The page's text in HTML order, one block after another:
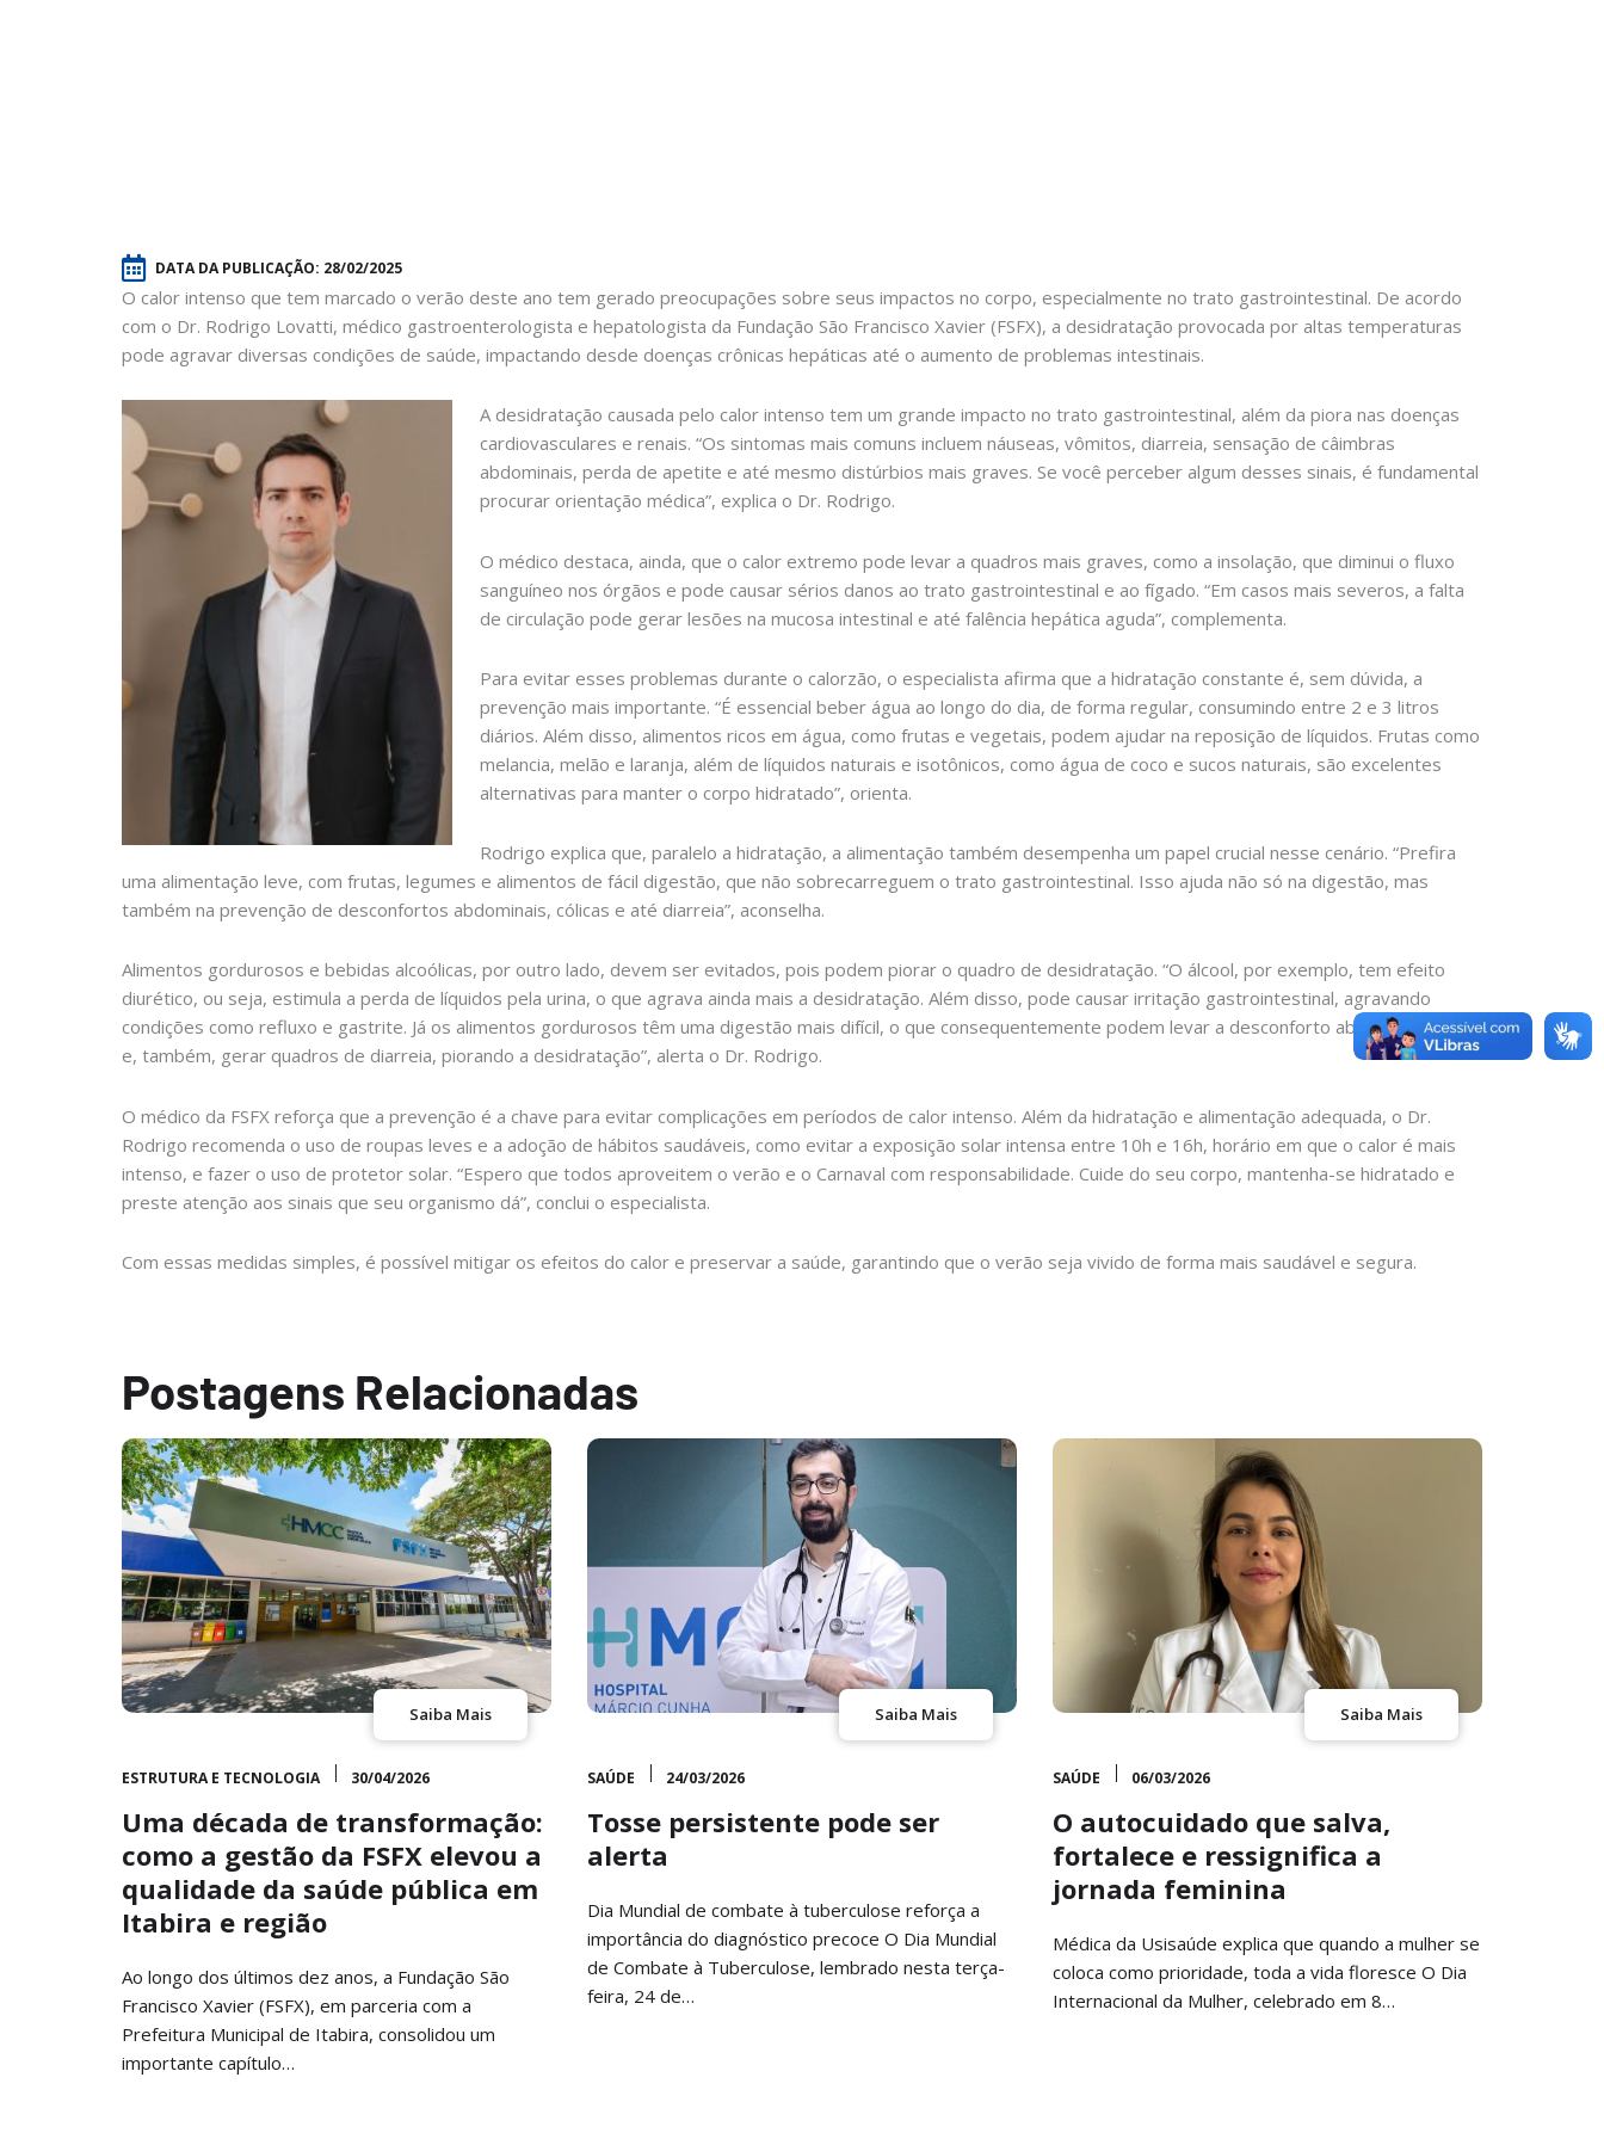
DATA DA PUBLICAÇÃO: 28/02/2025
O calor intenso que tem marcado o verão deste ano tem gerado preocupações sobre seus impactos no corpo, especialmente no trato gastrointestinal. De acordo
com o Dr. Rodrigo Lovatti, médico gastroenterologista e hepatologista da Fundação São Francisco Xavier (FSFX), a desidratação provocada por altas temperaturas
pode agravar diversas condições de saúde, impactando desde doenças crônicas hepáticas até o aumento de problemas intestinais.
A desidratação causada pelo calor intenso tem um grande impacto no trato gastrointestinal, além da piora nas doenças
cardiovasculares e renais. “Os sintomas mais comuns incluem náuseas, vômitos, diarreia, sensação de câimbras
abdominais, perda de apetite e até mesmo distúrbios mais graves. Se você perceber algum desses sinais, é fundamental
procurar orientação médica”, explica o Dr. Rodrigo.
O médico destaca, ainda, que o calor extremo pode levar a quadros mais graves, como a insolação, que diminui o fluxo
sanguíneo nos órgãos e pode causar sérios danos ao trato gastrointestinal e ao fígado. “Em casos mais severos, a falta
de circulação pode gerar lesões na mucosa intestinal e até falência hepática aguda”, complementa.
Para evitar esses problemas durante o calorzão, o especialista afirma que a hidratação constante é, sem dúvida, a
prevenção mais importante. “É essencial beber água ao longo do dia, de forma regular, consumindo entre 2 e 3 litros
diários. Além disso, alimentos ricos em água, como frutas e vegetais, podem ajudar na reposição de líquidos. Frutas como
melancia, melão e laranja, além de líquidos naturais e isotônicos, como água de coco e sucos naturais, são excelentes
alternativas para manter o corpo hidratado”, orienta.
Rodrigo explica que, paralelo a hidratação, a alimentação também desempenha um papel crucial nesse cenário. “Prefira
uma alimentação leve, com frutas, legumes e alimentos de fácil digestão, que não sobrecarreguem o trato gastrointestinal. Isso ajuda não só na digestão, mas
também na prevenção de desconfortos abdominais, cólicas e até diarreia”, aconselha.
Alimentos gordurosos e bebidas alcoólicas, por outro lado, devem ser evitados, pois podem piorar o quadro de desidratação. “O álcool, por exemplo, tem efeito
diurético, ou seja, estimula a perda de líquidos pela urina, o que agrava ainda mais a desidratação. Além disso, pode causar irritação gastrointestinal, agravando
condições como refluxo e gastrite. Já os alimentos gordurosos têm uma digestão mais difícil, o que consequentemente podem levar a desconforto abdominal, cólicas
e, também, gerar quadros de diarreia, piorando a desidratação”, alerta o Dr. Rodrigo.
O médico da FSFX reforça que a prevenção é a chave para evitar complicações em períodos de calor intenso. Além da hidratação e alimentação adequada, o Dr.
Rodrigo recomenda o uso de roupas leves e a adoção de hábitos saudáveis, como evitar a exposição solar intensa entre 10h e 16h, horário em que o calor é mais
intenso, e fazer o uso de protetor solar. “Espero que todos aproveitem o verão e o Carnaval com responsabilidade. Cuide do seu corpo, mantenha-se hidratado e
preste atenção aos sinais que seu organismo dá”, conclui o especialista.
Com essas medidas simples, é possível mitigar os efeitos do calor e preservar a saúde, garantindo que o verão seja vivido de forma mais saudável e segura.
Postagens Relacionadas
Saiba Mais
ESTRUTURA E TECNOLOGIA 30/04/2026
Uma década de transformação:
como a gestão da FSFX elevou a
qualidade da saúde pública em
Itabira e região
Ao longo dos últimos dez anos, a Fundação São
Francisco Xavier (FSFX), em parceria com a
Prefeitura Municipal de Itabira, consolidou um
importante capítulo…
Saiba Mais
SAÚDE 24/03/2026
Tosse persistente pode ser
alerta
Dia Mundial de combate à tuberculose reforça a
importância do diagnóstico precoce O Dia Mundial
de Combate à Tuberculose, lembrado nesta terça-
feira, 24 de…
Saiba Mais
SAÚDE 06/03/2026
O autocuidado que salva,
fortalece e ressignifica a
jornada feminina
Médica da Usisaúde explica que quando a mulher se
coloca como prioridade, toda a vida floresce O Dia
Internacional da Mulher, celebrado em 8…